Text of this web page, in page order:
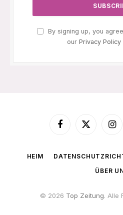
By signing up, you
our Privacy Policy
Facebook
X
HEIM
ÜBER
© 2026 Top Zeitung. Alle